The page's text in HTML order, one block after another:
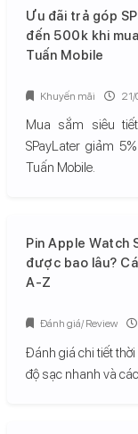
Ưu đãi trả góp
đến 500k khi
Tuấn Mobile
Mua sắm siêu
SPayLater giảm
Tuấn Mobile.
Khuyến mãi 21/
Pin Apple Watch
được bao lâu?
A-Z
Đánh giá chi tiết
độ sạc nhanh và
Đánh giá/ Review